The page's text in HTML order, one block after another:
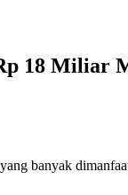
18 Miliar
banyak